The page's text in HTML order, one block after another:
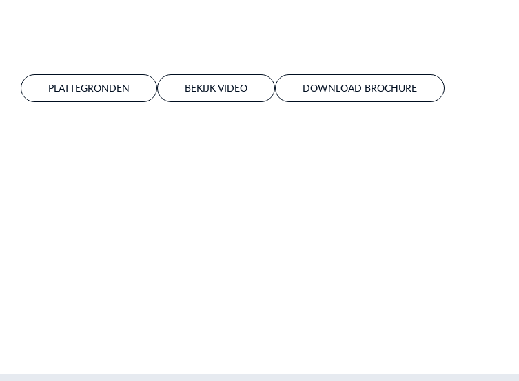
PLATTEGRONDEN BEKIJK VIDEO DOWNLOAD BROCHURE